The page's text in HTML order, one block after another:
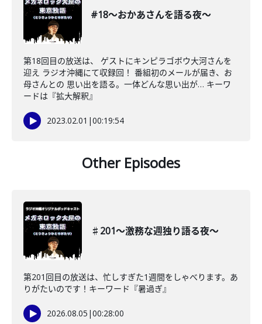
#18〜おかあさんを語る夜〜
第18回目の放送は、 ゲストにキンピラゴボウ大河さんを
迎え ラジオ沖縄にて収録回！ 番組初のメールが届き、お
母さんとの 思い出を語る。一体どんな思い出が… キーワ
ードは『拡大解釈』
2023.02.01 |00:19:54
Other Episodes
♯201〜激務な週独り語る夜〜
第201回目の放送は、忙しすぎた1週間をしゃべります。あ
りがたいのです！キーワード『暑過ぎ』
2026.08.05 |00:28:00